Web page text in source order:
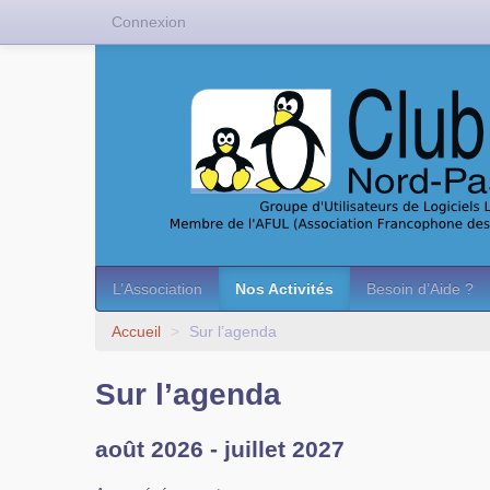
L’Association Nos Activités Besoin d’Aide ?
Accueil > Sur l’agenda
Sur l’agenda
août 2026 - juillet 2027
Connexion